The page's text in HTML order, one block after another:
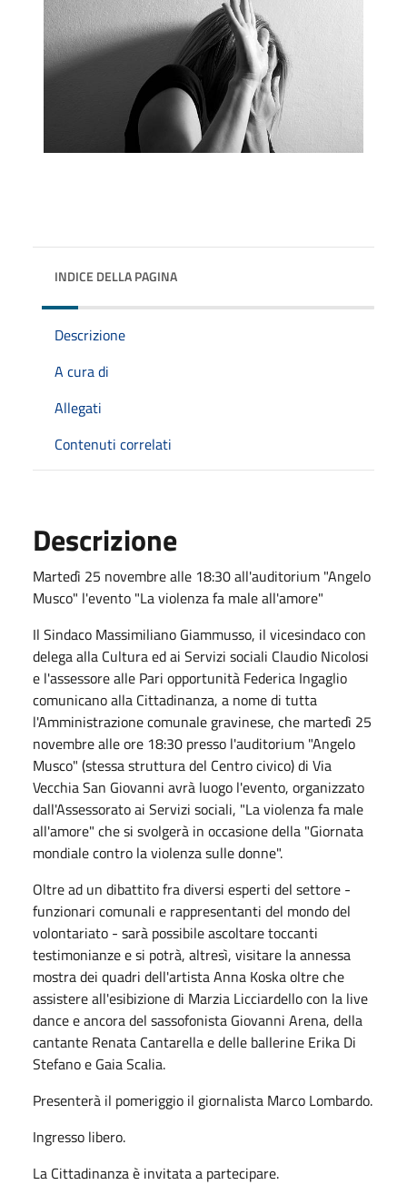
INDICE DELLA PAGINA
Descrizione
A cura di
Allegati
Contenuti correlati
Descrizione
Martedì 25 novembre alle 18:30 all'auditorium "Angelo
Musco" l'evento "La violenza fa male all'amore"
Il Sindaco Massimiliano Giammusso, il vicesindaco con
delega alla Cultura ed ai Servizi sociali Claudio Nicolosi
e l'assessore alle Pari opportunità Federica Ingaglio
comunicano alla Cittadinanza, a nome di tutta
l'Amministrazione comunale gravinese, che martedì 25
novembre alle ore 18:30 presso l'auditorium "Angelo
Musco" (stessa struttura del Centro civico) di Via
Vecchia San Giovanni avrà luogo l'evento, organizzato
dall'Assessorato ai Servizi sociali, "La violenza fa male
all'amore" che si svolgerà in occasione della "Giornata
mondiale contro la violenza sulle donne".
Oltre ad un dibattito fra diversi esperti del settore -
funzionari comunali e rappresentanti del mondo del
volontariato - sarà possibile ascoltare toccanti
testimonianze e si potrà, altresì, visitare la annessa
mostra dei quadri dell'artista Anna Koska oltre che
assistere all'esibizione di Marzia Licciardello con la live
dance e ancora del sassofonista Giovanni Arena, della
cantante Renata Cantarella e delle ballerine Erika Di
Stefano e Gaia Scalia.
Presenterà il pomeriggio il giornalista Marco Lombardo.
Ingresso libero.
La Cittadinanza è invitata a partecipare.